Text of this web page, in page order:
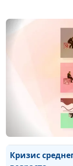
Излишняя
общении:
Как повысить
Кризис